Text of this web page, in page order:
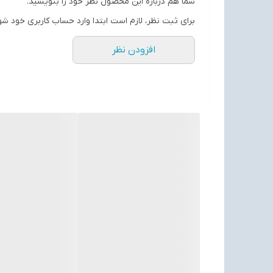
برای ثبت نظر، لازم است ابتدا وارد حساب کاربری خود
افزودن نظر